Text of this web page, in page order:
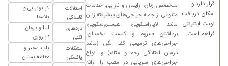
قرار دارد و
امکان دریافت
نوبت اینترنتی
فراهم است.
متخصص زنان، زایمان و نازایی، خدمات
متنوعی از جمله جراحی‌های پیشرفته زنان
مانند لاپاراسکوپی، هیستروسکوپی،
برداشتن فیبروم و کیست تخمدان،
جراحی‌های ترمیمی کف لگن (مانند
درمان افتادگی رحم و مثانه) و انواع
جراحی‌های سرپایی در مطب را ارائه
اختلالات
قاعدگی
دردهای
لگنی
مشکلات
یائسگی
کرایوتراپی و
پلاسما
IUI و درمان
ناباروری
پاپ اسمیر و
معاینه پستان